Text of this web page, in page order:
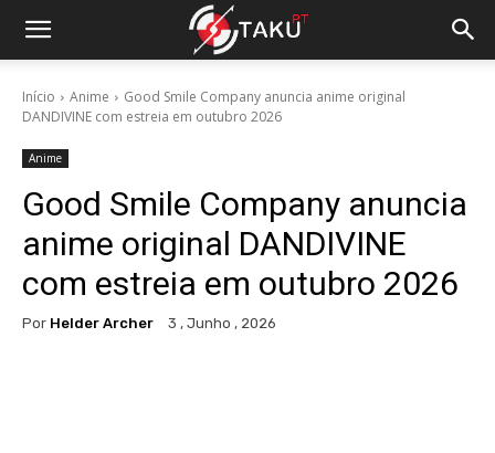
Início Anime
Good Smile Company anuncia anime original
DANDIVINE com estreia em outubro 2026
Anime
Good Smile Company anuncia
anime original DANDIVINE
com estreia em outubro 2026
Por Helder Archer 3 , Junho , 2026